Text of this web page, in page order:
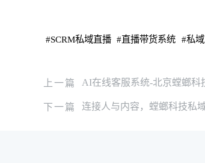
#SCRM私域直播 #直播带货系统 #私
上一篇 AI在线客服系统-北京螳螂科
下一篇 连接人与内容，螳螂科技私